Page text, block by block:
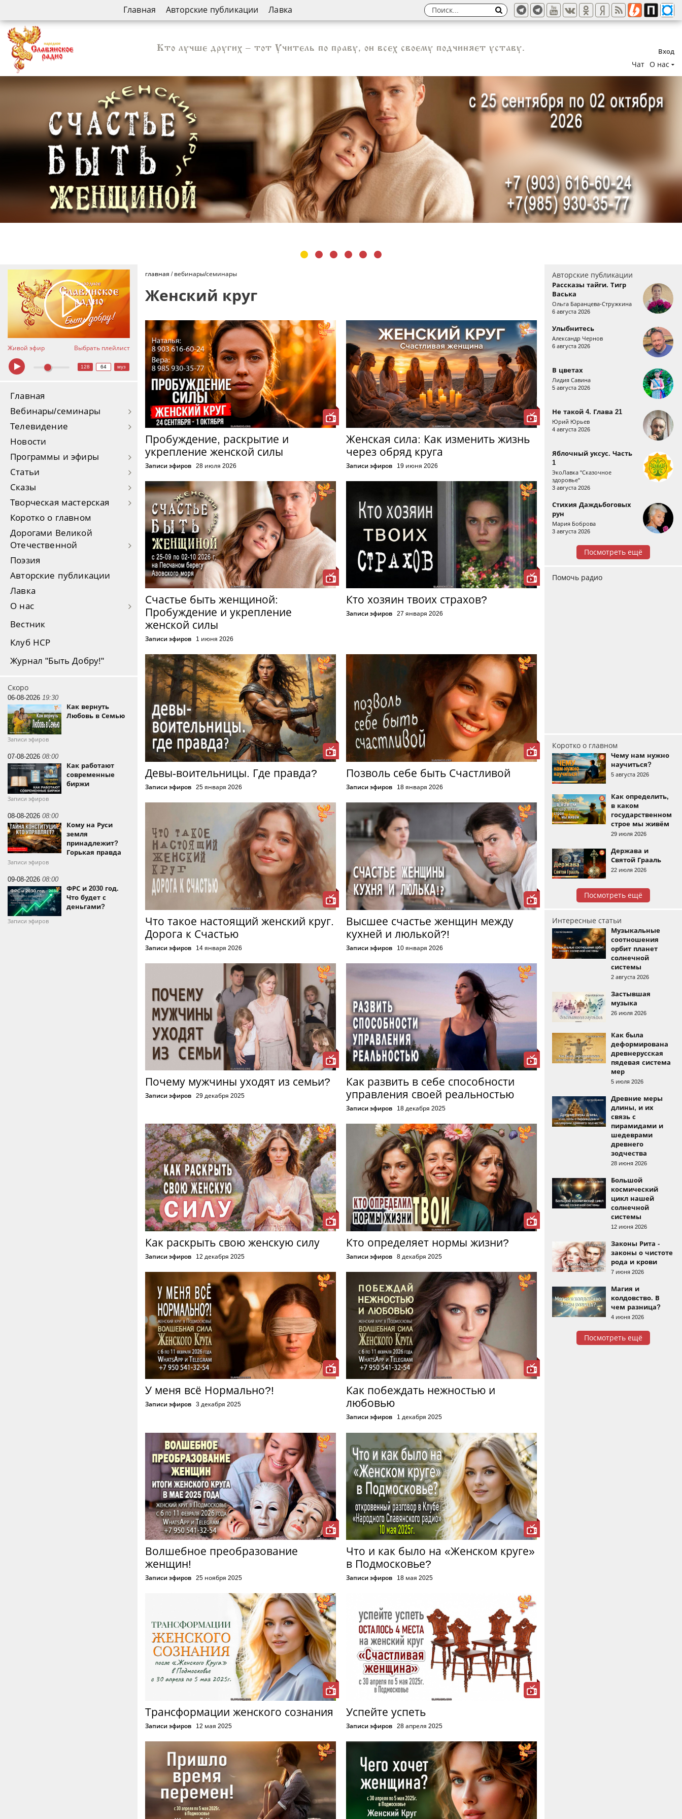
Главная Авторские публикации Лавка
Вход
Чат О нас
Кто лучше других – тот Учитель по праву, он всех своему подчиняет уставу.
Живой эфир Выбрать плейлист
128 64 муз
Главная
Вебинары/семинары
Телевидение
Новости
Программы и эфиры
Статьи
Сказы
Творческая мастерская
Коротко о главном
Дорогами Великой
Отечественной
Поэзия
Авторские публикации
Лавка
О нас
Вестник
Клуб НСР
Журнал "Быть Добру!"
Скоро
06-08-2026 19:30
Как вернуть
Любовь в Семью
Записи эфиров
07-08-2026 08:00
Как работают
современные
биржи
Записи эфиров
08-08-2026 08:00
Кому на Руси
земля
принадлежит?
Горькая правда
Записи эфиров
09-08-2026 08:00
ФРС и 2030 год.
Что будет с
деньгами?
Записи эфиров
главная / вебинары/семинары
Женский круг
Пробуждение, раскрытие и
укрепление женской силы
Записи эфиров 28 июля 2026
Женская сила: Как изменить жизнь
через обряд круга
Записи эфиров 19 июня 2026
Счастье быть женщиной:
Пробуждение и укрепление
женской силы
Записи эфиров 1 июня 2026
Кто хозяин твоих страхов?
Записи эфиров 27 января 2026
Девы-воительницы. Где правда?
Записи эфиров 25 января 2026
Позволь себе быть Счастливой
Записи эфиров 18 января 2026
Что такое настоящий женский круг.
Дорога к Счастью
Записи эфиров 14 января 2026
Высшее счастье женщин между
кухней и люлькой?!
Записи эфиров 10 января 2026
Почему мужчины уходят из семьи?
Записи эфиров 29 декабря 2025
Как развить в себе способности
управления своей реальностью
Записи эфиров 18 декабря 2025
Как раскрыть свою женскую силу
Записи эфиров 12 декабря 2025
Кто определяет нормы жизни?
Записи эфиров 8 декабря 2025
У меня всё Нормально?!
Записи эфиров 3 декабря 2025
Как побеждать нежностью и
любовью
Записи эфиров 1 декабря 2025
Волшебное преобразование
женщин!
Записи эфиров 25 ноября 2025
Что и как было на «Женском круге»
в Подмосковье?
Записи эфиров 18 мая 2025
Трансформации женского сознания
Записи эфиров 12 мая 2025
Успейте успеть
Записи эфиров 28 апреля 2025
Авторские публикации
Рассказы тайги. Тигр
Васька
Ольга Баранцева-Стружкина
6 августа 2026
Улыбнитесь
Александр Чернов
6 августа 2026
В цветах
Лидия Савина
5 августа 2026
Не такой 4. Глава 21
Юрий Юрьев
4 августа 2026
Яблочный уксус. Часть
1
ЭкоЛавка "Сказочное
здоровье"
3 августа 2026
Стихия Даждьбоговых
рун
Мария Боброва
3 августа 2026
Посмотреть ещё
Помочь радио
Коротко о главном
Чему нам нужно
научиться?
5 августа 2026
Как определить,
в каком
государственном
строе мы живём
29 июля 2026
Держава и
Святой Грааль
22 июля 2026
Посмотреть ещё
Интересные статьи
Музыкальные
соотношения
орбит планет
солнечной
системы
2 августа 2026
Застывшая
музыка
26 июля 2026
Как была
деформирована
древнерусская
пядевая система
мер
5 июля 2026
Древние меры
длины, и их
связь с
пирамидами и
шедеврами
древнего
зодчества
28 июня 2026
Большой
космический
цикл нашей
солнечной
системы
12 июня 2026
Законы Рита -
законы о чистоте
рода и крови
7 июня 2026
Магия и
колдовство. В
чем разница?
4 июня 2026
Посмотреть ещё